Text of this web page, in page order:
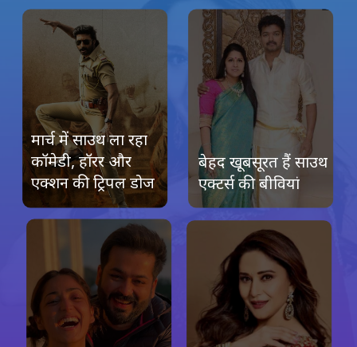
Image Credit: Instagram/
बेहद खूबसूरत हैं साउथ
एक्टर्स की बीवियां
मार्च में साउथ ला रहा
कॉमेडी, हॉरर और
एक्शन की ट्रिपल डोज